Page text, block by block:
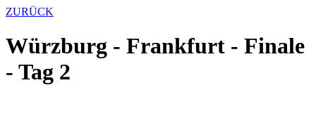
ZURÜCK
Würzburg - Frankfurt - Finale
- Tag 2